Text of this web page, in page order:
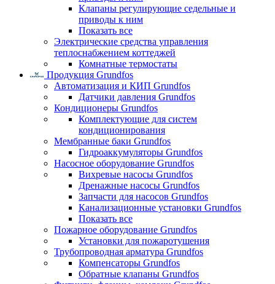
Клапаны регулирующие седельные и
приводы к ним
Показать все
Электрические средства управления
теплоснабжением коттеджей
Комнатные термостаты
Продукция Grundfos
Автоматизация и КИП Grundfos
Датчики давления Grundfos
Кондиционеры Grundfos
Комплектующие для систем
кондиционирования
Мембранные баки Grundfos
Гидроаккумуляторы Grundfos
Насосное оборудование Grundfos
Вихревые насосы Grundfos
Дренажные насосы Grundfos
Запчасти для насосов Grundfos
Канализационные установки Grundfos
Показать все
Пожарное оборудование Grundfos
Установки для пожаротушения
Трубопроводная арматура Grundfos
Компенсаторы Grundfos
Обратные клапаны Grundfos